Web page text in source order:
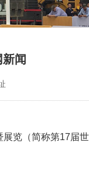
闻
（简称第17届